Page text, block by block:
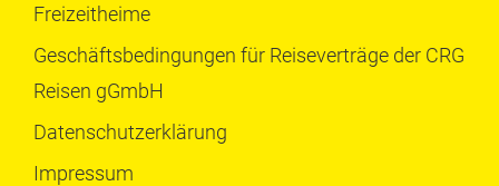
Freizeitheime
Geschäftsbedingungen für Reiseverträge der CRG
Reisen gGmbH
Datenschutzerklärung
Impressum